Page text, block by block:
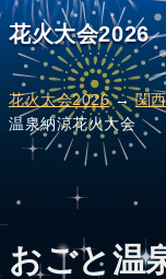
花火大会2026
花火大会2026→関
温泉納涼花火大会
おごと温